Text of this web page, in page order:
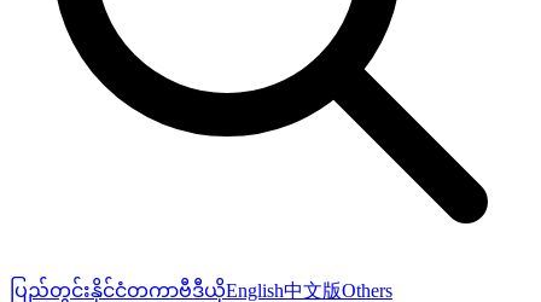
ပြည်တွင်းနိုင်ငံတကာဗီဒီယိုEnglish中文版Others